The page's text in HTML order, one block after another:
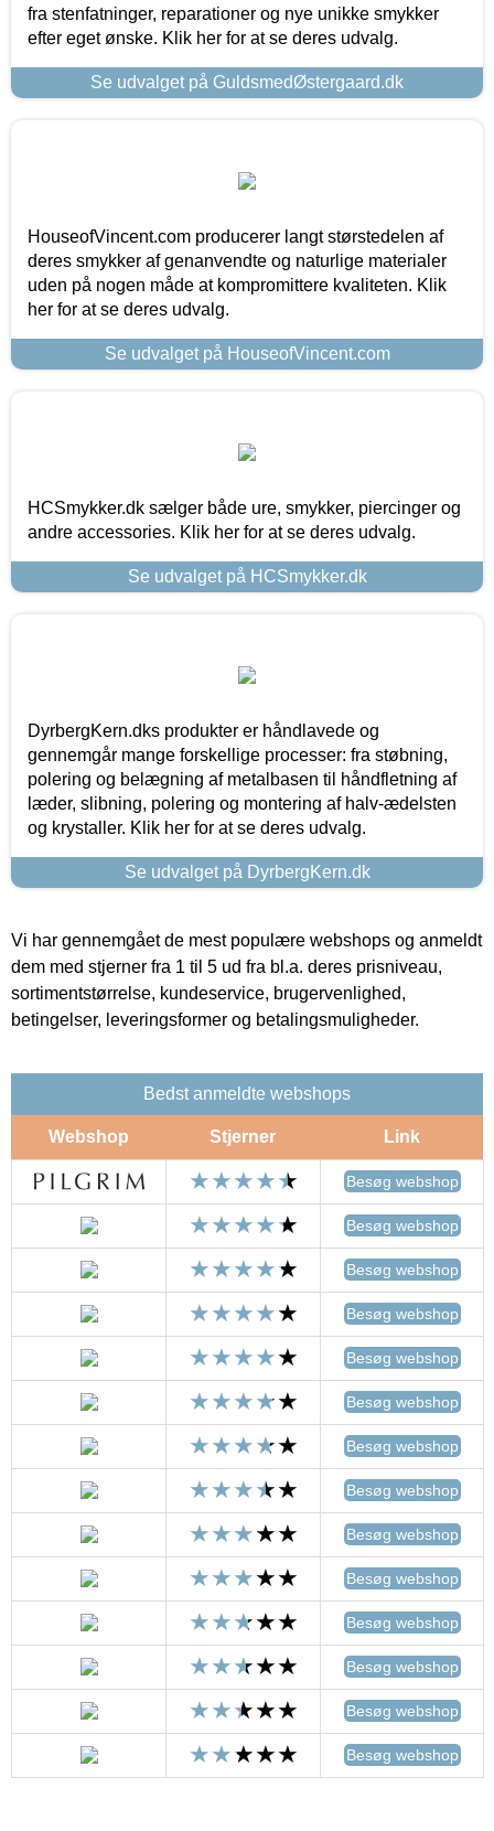
fra stenfatninger, reparationer og nye unikke smykker
efter eget ønske. Klik her for at se deres udvalg.
Se udvalget på GuldsmedØstergaard.dk
HouseofVincent.com producerer langt størstedelen af
deres smykker af genanvendte og naturlige materialer
uden på nogen måde at kompromittere kvaliteten. Klik
her for at se deres udvalg.
Se udvalget på HouseofVincent.com
HCSmykker.dk sælger både ure, smykker, piercinger og
andre accessories. Klik her for at se deres udvalg.
Se udvalget på HCSmykker.dk
DyrbergKern.dks produkter er håndlavede og
gennemgår mange forskellige processer: fra støbning,
polering og belægning af metalbasen til håndfletning af
læder, slibning, polering og montering af halv-ædelsten
og krystaller. Klik her for at se deres udvalg.
Se udvalget på DyrbergKern.dk
Vi har gennemgået de mest populære webshops og anmeldt
dem med stjerner fra 1 til 5 ud fra bl.a. deres prisniveau,
sortimentstørrelse, kundeservice, brugervenlighed,
betingelser, leveringsformer og betalingsmuligheder.
Bedst anmeldte webshops
Webshop Stjerner Link
Besøg webshop
Besøg webshop
Besøg webshop
Besøg webshop
Besøg webshop
Besøg webshop
Besøg webshop
Besøg webshop
Besøg webshop
Besøg webshop
Besøg webshop
Besøg webshop
Besøg webshop
Besøg webshop